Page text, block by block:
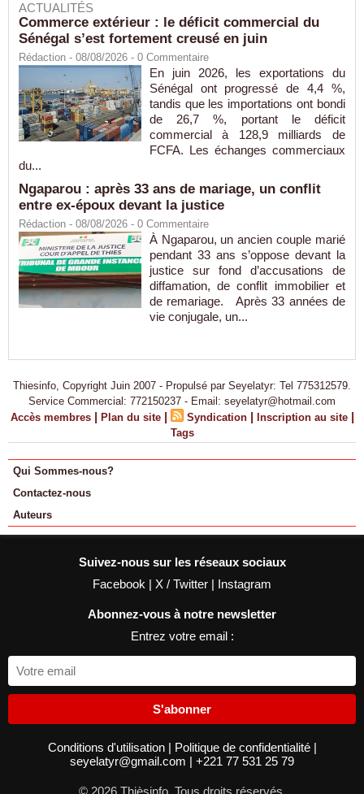
ACTUALITÉS
Commerce extérieur : le déficit commercial du
Sénégal s’est fortement creusé en juin
Rédaction - 08/08/2026 - 0 Commentaire
En juin 2026, les exportations du
Sénégal ont progressé de 4,4 %,
tandis que les importations ont bondi
de 26,7 %, portant le déficit
commercial à 128,9 milliards de
FCFA. Les échanges commerciaux
du...
Ngaparou : après 33 ans de mariage, un conflit
entre ex-époux devant la justice
Rédaction - 08/08/2026 - 0 Commentaire
À Ngaparou, un ancien couple marié
pendant 33 ans s’oppose devant la
justice sur fond d’accusations de
diffamation, de conflit immobilier et
de remariage. Après 33 années de
vie conjugale, un...
Thiesinfo, Copyright Juin 2007 - Propulsé par Seyelatyr: Tel 775312579.
Service Commercial: 772150237 - Email: seyelatyr@hotmail.com
Accès membres | Plan du site | Syndication | Inscription au site |
Tags
Qui Sommes-nous?
Contactez-nous
Auteurs
Suivez-nous sur les réseaux sociaux
Facebook | X / Twitter | Instagram
Abonnez-vous à notre newsletter
Entrez votre email :
S'abonner
Conditions d'utilisation | Politique de confidentialité |
seyelatyr@gmail.com | +221 77 531 25 79
© 2026 Thièsinfo. Tous droits réservés.